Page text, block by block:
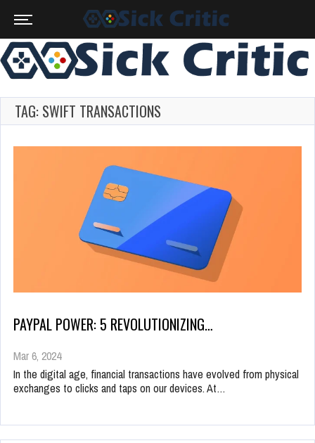
TAG: SWIFT TRANSACTIONS
PAYPAL POWER: 5 REVOLUTIONIZING…
Mar 6, 2024
In the digital age, financial transactions have evolved from physical
exchanges to clicks and taps on our devices. At…